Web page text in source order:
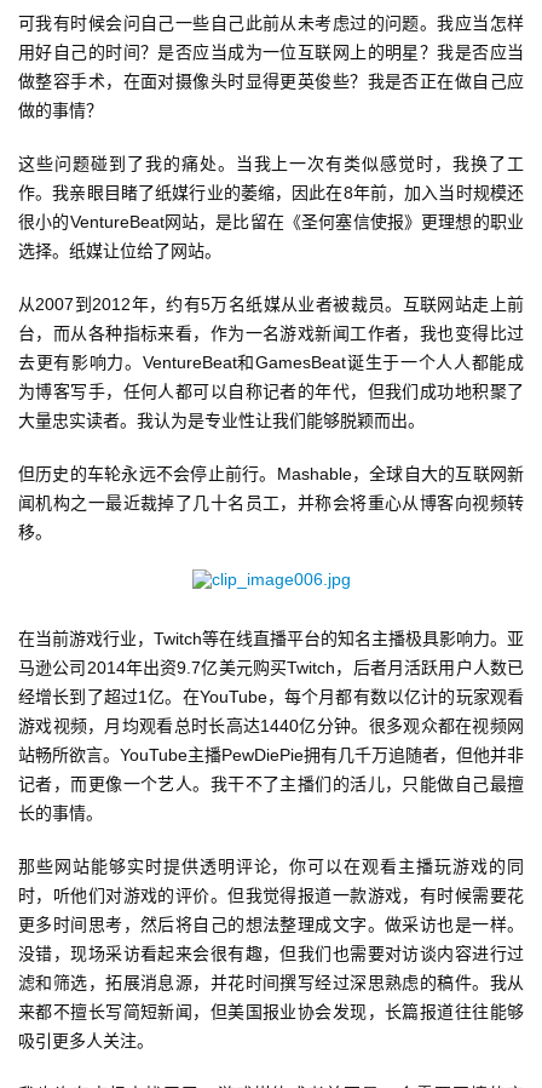
单
机
戏
休
闲
戏
2
0
2
5
第
十
茶
奖
7
月
3
0
日
游
茶
可我有时候会问自己一些自己此前从未考虑过的问题。我应当怎样
用好自己的时间？是否应当成为一位互联网上的明星？我是否应当
做整容手术，在面对摄像头时显得更英俊些？我是否正在做自己应
做的事情？
这些问题碰到了我的痛处。当我上一次有类似感觉时，我换了工
作。我亲眼目睹了纸媒行业的萎缩，因此在8年前，加入当时规模还
很小的VentureBeat网站，是比留在《圣何塞信使报》更理想的职业
选择。纸媒让位给了网站。
从2007到2012年，约有5万名纸媒从业者被裁员。互联网站走上前
台，而从各种指标来看，作为一名游戏新闻工作者，我也变得比过
去更有影响力。VentureBeat和GamesBeat诞生于一个人人都能成
为博客写手，任何人都可以自称记者的年代，但我们成功地积聚了
大量忠实读者。我认为是专业性让我们能够脱颖而出。
但历史的车轮永远不会停止前行。Mashable，全球自大的互联网新
闻机构之一最近裁掉了几十名员工，并称会将重心从博客向视频转
移。
在当前游戏行业，Twitch等在线直播平台的知名主播极具影响力。亚
马逊公司2014年出资9.7亿美元购买Twitch，后者月活跃用户人数已
经增长到了超过1亿。在YouTube，每个月都有数以亿计的玩家观看
游戏视频，月均观看总时长高达1440亿分钟。很多观众都在视频网
站畅所欲言。YouTube主播PewDiePie拥有几千万追随者，但他并非
记者，而更像一个艺人。我干不了主播们的活儿，只能做自己最擅
长的事情。
那些网站能够实时提供透明评论，你可以在观看主播玩游戏的同
时，听他们对游戏的评价。但我觉得报道一款游戏，有时候需要花
更多时间思考，然后将自己的想法整理成文字。做采访也是一样。
没错，现场采访看起来会很有趣，但我们也需要对访谈内容进行过
滤和筛选，拓展消息源，并花时间撰写经过深思熟虑的稿件。我从
来都不擅长写简短新闻，但美国报业协会发现，长篇报道往往能够
吸引更多人关注。